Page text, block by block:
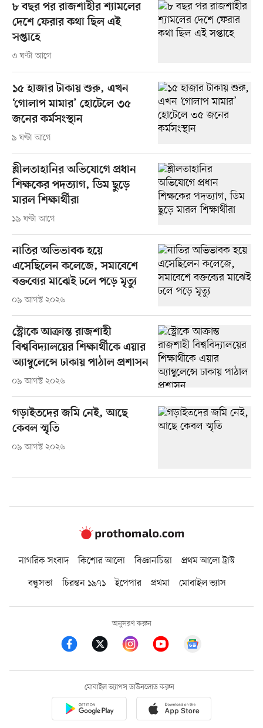
৮ বছর পর রাজশাহীর শ্যামলের
দেশে ফেরার কথা ছিল এই
সপ্তাহে
৩ ঘণ্টা আগে
১৫ হাজার টাকায় শুরু, এখন
‘গোলাপ মামার’ হোটেলে ৩৫
জনের কর্মসংস্থান
৯ ঘণ্টা আগে
শ্লীলতাহানির অভিযোগে প্রধান
শিক্ষকের পদত্যাগ, ডিম ছুড়ে
মারল শিক্ষার্থীরা
১৯ ঘণ্টা আগে
নাতির অভিভাবক হয়ে
এসেছিলেন কলেজে, সমাবেশে
বক্তব্যের মাঝেই ঢলে পড়ে মৃত্যু
০৯ আগস্ট ২০২৬
স্ট্রোকে আক্রান্ত রাজশাহী
বিশ্ববিদ্যালয়ের শিক্ষার্থীকে এয়ার
অ্যাম্বুলেন্সে ঢাকায় পাঠাল প্রশাসন
০৯ আগস্ট ২০২৬
গড়াইতদের জমি নেই, আছে
কেবল স্মৃতি
০৯ আগস্ট ২০২৬
নাগরিক সংবাদ কিশোর আলো বিজ্ঞানচিন্তা
প্রথম আলো ট্রাস্ট
বন্ধুসভা
চিরন্তন ১৯৭১ ইপেপার প্রথমা মোবাইল ভ্যাস
অনুসরণ করুন
মোবাইল অ্যাপস ডাউনলোড করুন